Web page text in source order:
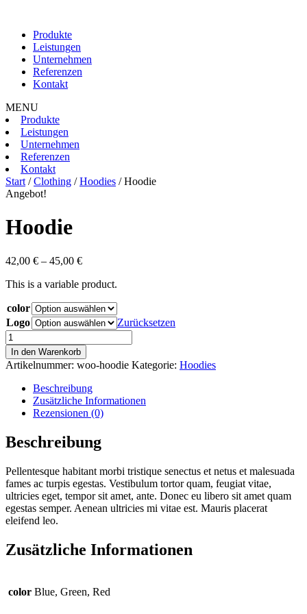
Produkte
Leistungen
Unternehmen
Referenzen
Kontakt
MENU
Produkte
Leistungen
Unternehmen
Referenzen
Kontakt
Start /Clothing /Hoodies / Hoodie
Angebot!
Hoodie
42,00 € – 45,00 €Preisspanne:
bis
This is a variable product.
color
Logo
Zurücksetzen
Hoodie
Menge
In den Warenkorb
Artikelnummer: woo-hoodie Kategorie: Hoodies
Beschreibung
Zusätzliche Informationen
Rezensionen (0)
Beschreibung
Pellentesque habitant morbi tristique senectus et netus et malesuada
fames ac turpis egestas. Vestibulum tortor quam, feugiat vitae,
ultricies eget, tempor sit amet, ante. Donec eu libero sit amet quam
egestas semper. Aenean ultricies mi vitae est. Mauris placerat
eleifend leo.
Zusätzliche Informationen
color Blue, Green, Red